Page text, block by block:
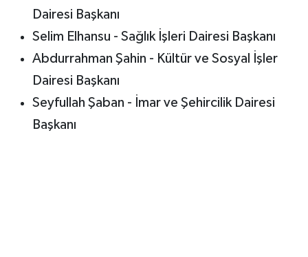
Dairesi Başkanı
Selim Elhansu - Sağlık İşleri Dairesi Başkanı
Abdurrahman Şahin - Kültür ve Sosyal İşler
Dairesi Başkanı
Seyfullah Şaban - İmar ve Şehircilik Dairesi
Başkanı